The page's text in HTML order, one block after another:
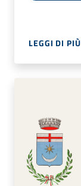
LEGGI DI PIÙ